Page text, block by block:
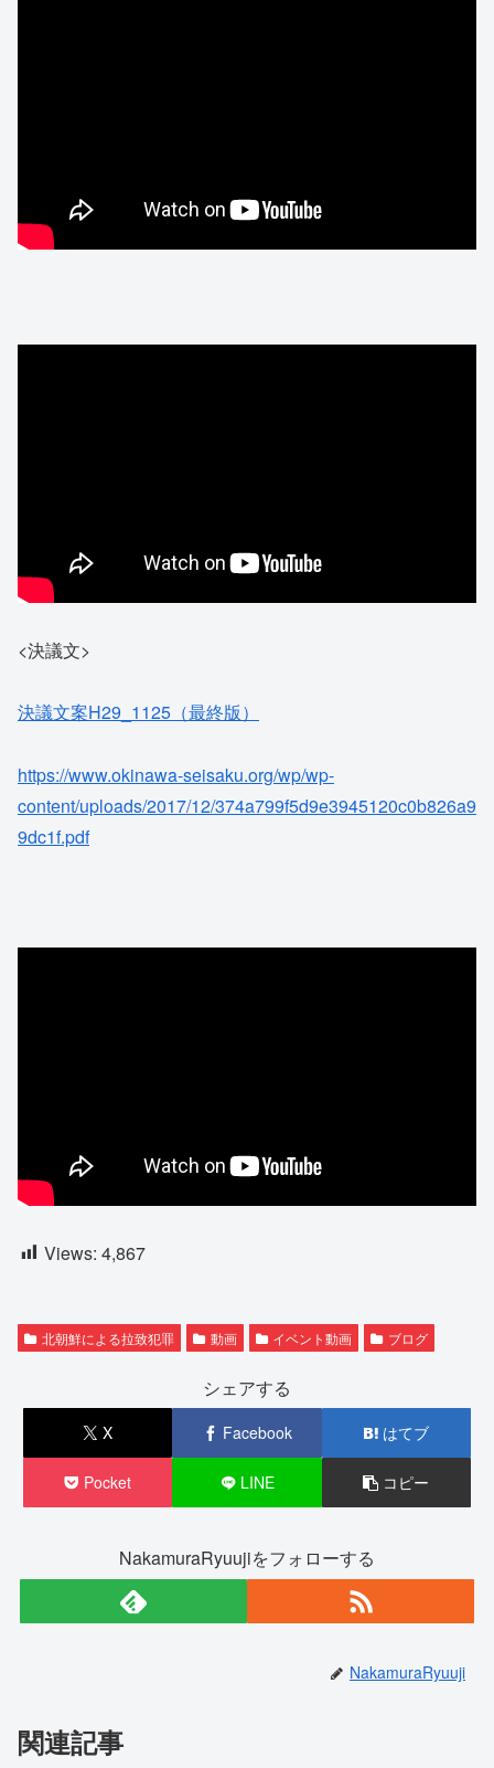
<決議文>
決議文案H29_1125（最終版）
https://www.okinawa-seisaku.org/wp/wp-
content/uploads/2017/12/374a799f5d9e3945120c0b826a9
9dc1f.pdf
Views: 4,867
北朝鮮による拉致犯罪 動画 イベント動画 ブログ
シェアする
X Facebook はてブ
Pocket LINE コピー
NakamuraRyuujiをフォローする
NakamuraRyuuji
関連記事